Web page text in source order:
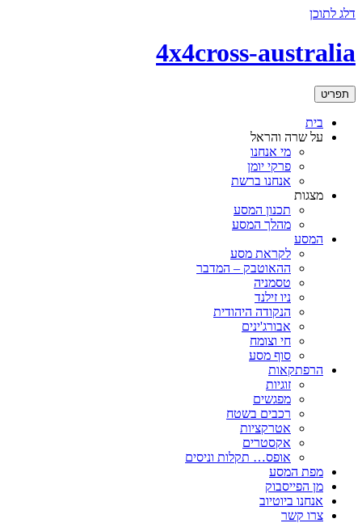
דלג לתוכן
4x4cross-australia
תפריט
בית
על שרה והראל
מי אנחנו
פרקי יומן
אנחנו ברשת
מצגות
תכנון המסע
מהלך המסע
המסע
לקראת מסע
ההאוטבק – המדבר
טסמניה
ניו זילנד
הנקודה היהודית
אבורג'ינים
חי וצומח
סוף מסע
הרפתקאות
זוגיות
מפגשים
רכבים בשטח
אטרקציות
אקסטרים
אופס… תקלות וניסים
מפת המסע
מן הפייסבוק
אנחנו ביוטיוב
צרו קשר